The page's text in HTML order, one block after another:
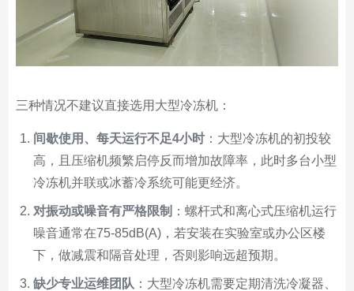
三种情况不建议直接选用大型冷冻机：
间歇使用、每天运行不足4小时：大型冷冻机的初投较
高，且压缩机频繁启停反而增加故障率，此时多台小型
冷冻机并联或冰蓄冷系统可能更经济。
对振动或噪音有严格限制 ：螺杆式和离心式压缩机运行
噪音通常在75-85dB(A)，若安装在实验室或办公区楼
下，做减震和隔音处理，否则影响远超预期。
缺少专业运维团队 ：大型冷冻机需要定期清洗冷凝器、